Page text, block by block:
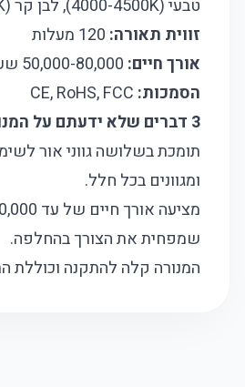
טבעי (4000-4500K), לבן קר (6000-6500K)
זווית תאורה:
אורך חיים:
הסמכות:
3 דברים שלא ידעתם על המנורה הזו:
תומכת בשלושה גווני אור
ומגוונים בכל חלל.
שמפחית את הצורך בהחלפה.
המנורה קלה להתקנה וכוללת